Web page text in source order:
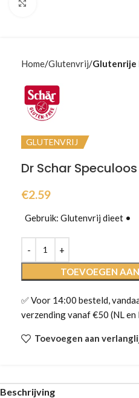
Home Glutenvrij Glutenrije
GLUTENVRIJ
Dr Schar Speculoos
€2.59
Gebruik: Glutenvrij dieet •
TOEVOEGEN
✅ Voor 14:00 besteld,
verzending vanaf €50 (NL en
Toevoegen aan
Beschrijving